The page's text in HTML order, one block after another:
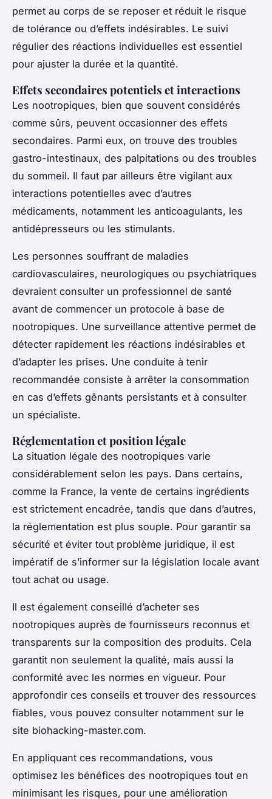
permet au corps de se reposer et réduit le risque
de tolérance ou d’effets indésirables. Le suivi
régulier des réactions individuelles est essentiel
pour ajuster la durée et la quantité.
Effets secondaires potentiels et interactions
Les nootropiques, bien que souvent considérés
comme sûrs, peuvent occasionner des effets
secondaires. Parmi eux, on trouve des troubles
gastro-intestinaux, des palpitations ou des troubles
du sommeil. Il faut par ailleurs être vigilant aux
interactions potentielles avec d’autres
médicaments, notamment les anticoagulants, les
antidépresseurs ou les stimulants.
Les personnes souffrant de maladies
cardiovasculaires, neurologiques ou psychiatriques
devraient consulter un professionnel de santé
avant de commencer un protocole à base de
nootropiques. Une surveillance attentive permet de
détecter rapidement les réactions indésirables et
d’adapter les prises. Une conduite à tenir
recommandée consiste à arrêter la consommation
en cas d’effets gênants persistants et à consulter
un spécialiste.
Réglementation et position légale
La situation légale des nootropiques varie
considérablement selon les pays. Dans certains,
comme la France, la vente de certains ingrédients
est strictement encadrée, tandis que dans d’autres,
la réglementation est plus souple. Pour garantir sa
sécurité et éviter tout problème juridique, il est
impératif de s’informer sur la législation locale avant
tout achat ou usage.
Il est également conseillé d’acheter ses
nootropiques auprès de fournisseurs reconnus et
transparents sur la composition des produits. Cela
garantit non seulement la qualité, mais aussi la
conformité avec les normes en vigueur. Pour
approfondir ces conseils et trouver des ressources
fiables, vous pouvez consulter notamment sur le
site biohacking-master.com.
En appliquant ces recommandations, vous
optimisez les bénéfices des nootropiques tout en
minimisant les risques, pour une amélioration